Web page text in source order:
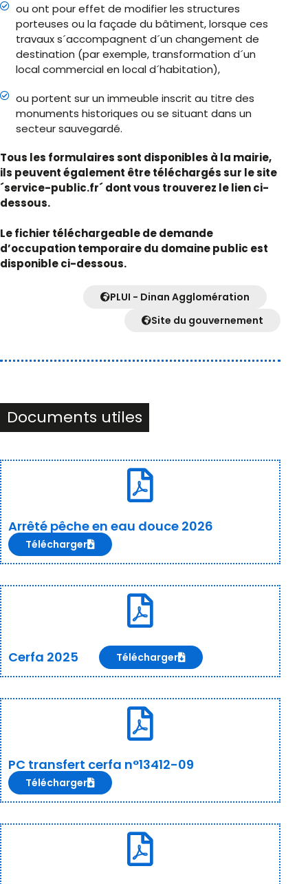
ou ont pour effet de modifier les structures
porteuses ou la façade du bâtiment, lorsque ces
travaux s´accompagnent d´un changement de
destination (par exemple, transformation d´un
local commercial en local d´habitation),
ou portent sur un immeuble inscrit au titre des
monuments historiques ou se situant dans un
secteur sauvegardé.
Tous les formulaires sont disponibles à la mairie,
ils peuvent également être téléchargés sur le site
´service-public.fr´ dont vous trouverez le lien ci-
dessous.
Le fichier téléchargeable de demande
d’occupation temporaire du domaine public est
disponible ci-dessous.
PLUI - Dinan Agglomération
Site du gouvernement
Documents utiles
Arrêté pêche en eau douce 2026
Télécharger
Cerfa 2025 Télécharger
PC transfert cerfa n°13412-09
Télécharger